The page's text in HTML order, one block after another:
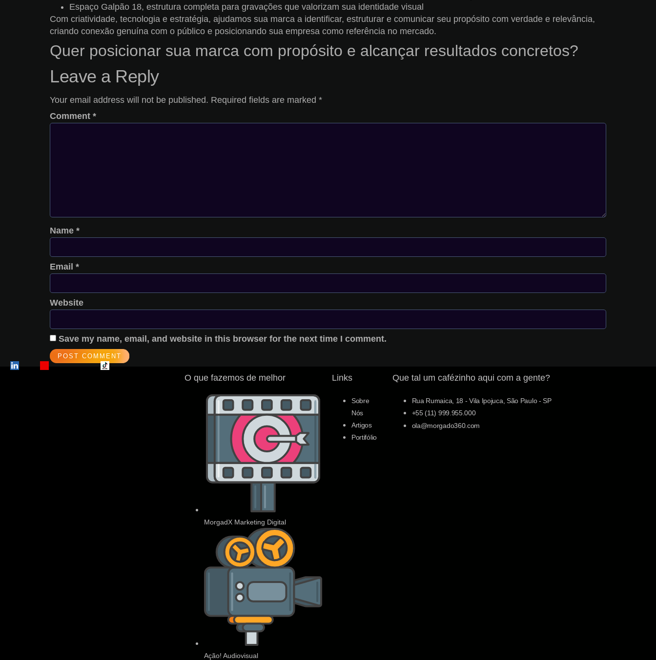
Espaço Galpão 18, estrutura completa para gravações que valorizam sua identidade visual
Com criatividade, tecnologia e estratégia, ajudamos sua marca a identificar, estruturar e comunicar seu propósito com verdade e relevância,
criando conexão genuína com o público e posicionando sua empresa como referência no mercado.
Quer posicionar sua marca com propósito e alcançar resultados concretos?
Leave a Reply
Your email address will not be published. Required fields are marked *
Comment *
Name *
Email *
Website
Save my name, email, and website in this browser for the next time I comment.
O que fazemos de melhor​
MorgadX Marketing Digital
Ação! Audiovisual
Links
Sobre
Nós
Artigos
Portifólio
Que tal um cafézinho aqui com a gente?
Rua Rumaica, 18 - Vila Ipojuca, São Paulo - SP
+55 (11) 999.955.000
ola@morgado360.com